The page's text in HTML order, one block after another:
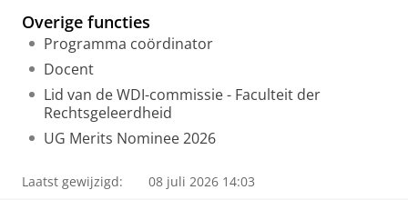
Overige functies
Programma coördinator
Docent
Lid van de WDI-commissie - Faculteit der
Rechtsgeleerdheid
UG Merits Nominee 2026
Laatst gewijzigd: 08 juli 2026 14:03